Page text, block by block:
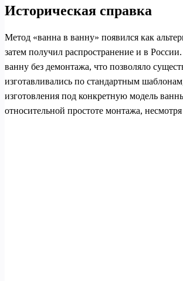
Историческая справка
Метод «ванна в ванну» появился как
затем получил распространение и в
ванну без демонтажа, что позволяло
изготавливались по стандартным
изготовления под конкретную модель
относительной простоте монтажа,